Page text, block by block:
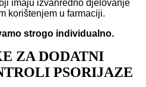
imaju izvanredno djelovanje
korištenjem u farmaciji.
strogo individualno.
ZA DODATNI
PSORIJAZE